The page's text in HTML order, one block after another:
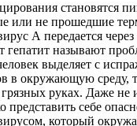
становятся
или не прошедшие
А передается
гепатит называют
выделяет с
в окружающую среду,
руках. Даже не
представить себе
который